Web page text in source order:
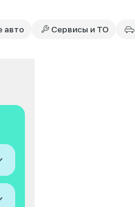
авто Сервисы и ТО